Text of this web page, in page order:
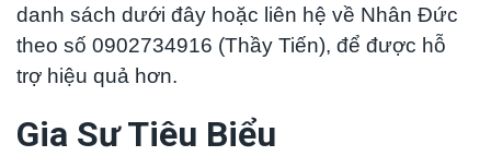
danh sách dưới đây hoặc liên hệ về Nhân Đức
theo số 0902734916 (Thầy Tiến), để được hỗ
trợ hiệu quả hơn.
Gia Sư Tiêu Biểu